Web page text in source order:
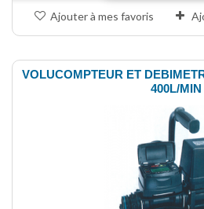
Ajouter à mes favoris
VOLUCOMPTEUR ET
400L/MIN